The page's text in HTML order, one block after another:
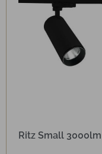
Ritz Small 3000lm